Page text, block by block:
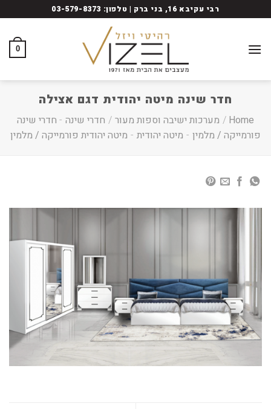
to
רבי עקיבא 16, בני ברק | טלפון: 03-579-8373
0
חדר שינה מיטה יהודית דגם אצילה
Home
/ מערכות ישיבה וספות מעור / חדרי שינה - חדרי שינה
פורמייקה / מלמין - מיטה יהודית - מיטה יהודית פורמייקה / מלמין